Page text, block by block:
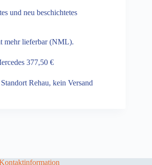
und neu beschichtetes
mehr lieferbar (NML).
377,50 €
Rehau, kein Versand